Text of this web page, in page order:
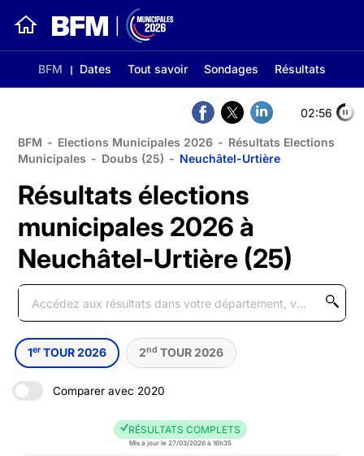
BFM Dates Tout savoir Sondages Résultats
02:56
BFM - Elections Municipales 2026 - Résultats Elections
Municipales - Doubs (25) - Neuchâtel-Urtière
Résultats élections
municipales 2026 à
Neuchâtel-Urtière (25)
1er TOUR 2026 2nd TOUR 2026
Comparer avec 2020
RÉSULTATS COMPLETS
Mis à jour le 27/03/2026 à 16h35